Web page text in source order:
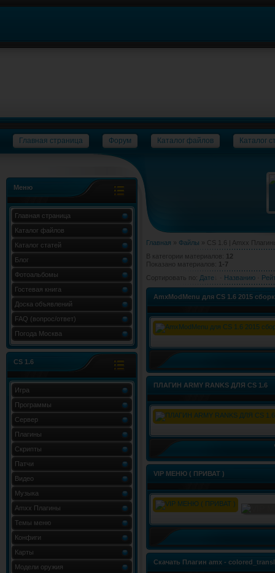
Главная страница Форум Каталог файлов Каталог
Меню
Главная страница
Каталог файлов
Каталог статей
Блог
Фотоальбомы
Гостевая книга
Доска объявлений
FAQ (вопрос/ответ)
Погода Москва
CS 1.6
Игра
Программы
Сервер
Плагины
Скрипты
Патчи
Видео
Музыка
Amxx Плагины
Темы меню
Конфиги
Карты
Модели оружия
Главная » Файлы » CS 1.6 | Amxx
В категории материалов: 12
Показано материалов: 1-7
Сортировать по : Дате Названию
AmxModMenu для CS 1.6 2015
ПЛАГИН ARMY RANKS ДЛЯ CS 1.6
VIP МЕНЮ ( ПРИВАТ )
Скачать Плагин amx -